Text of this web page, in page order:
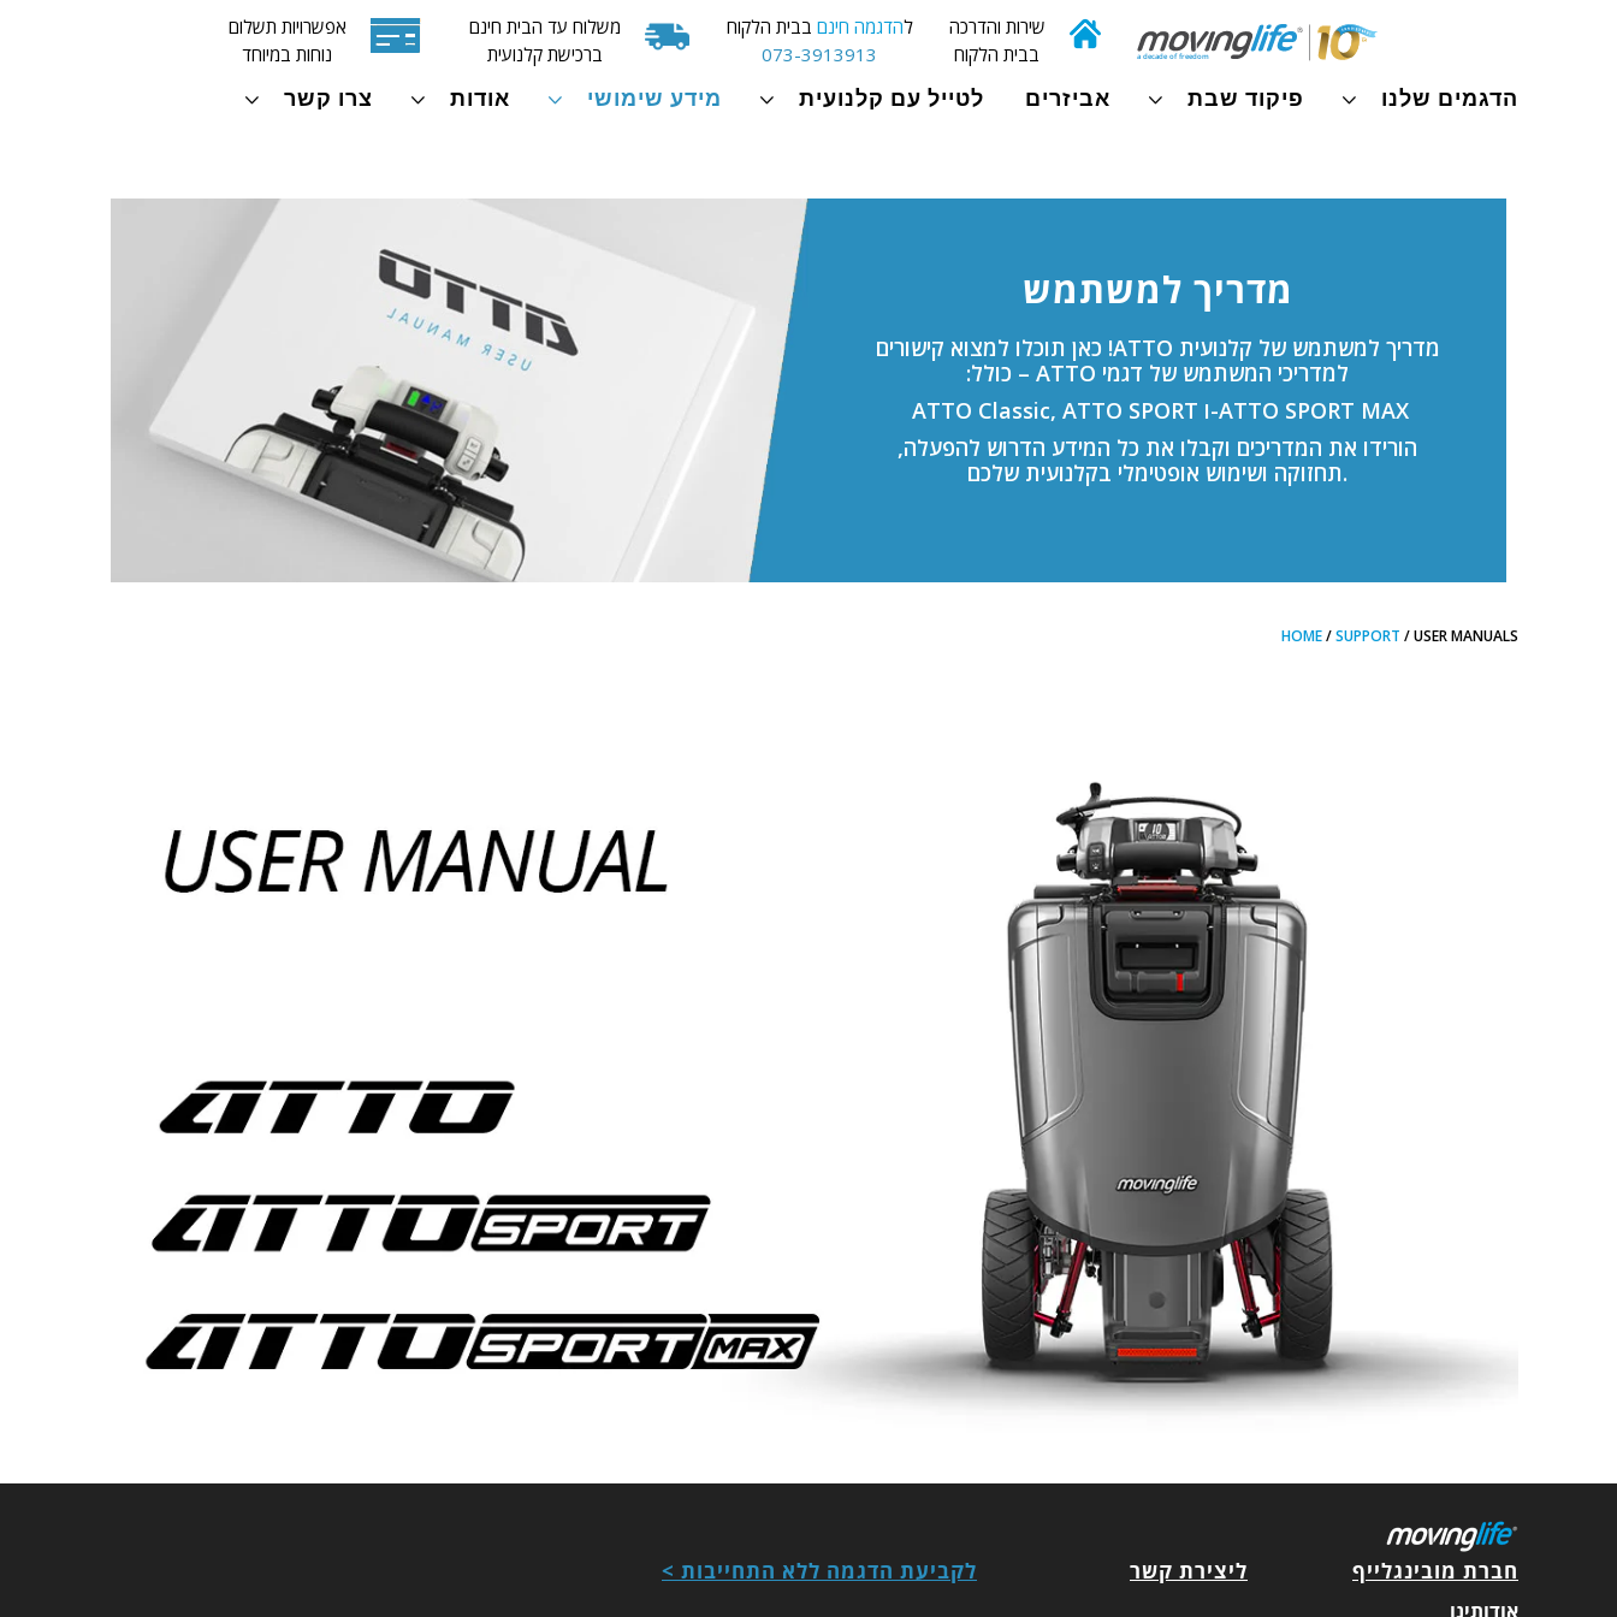
שירות והדרכה
בבית הלקוח
להדגמה חינם בבית הלקוח
073-3913913
משלוח עד הבית חינם
ברכישת קלנועית
אפשרויות תשלום
נוחות במיוחד
הדגמים שלנו פיקוד שבת אביזרים לטייל עם קלנועית מידע שימושי אודות צרו קשר
מדריך למשתמש
מדריך למשתמש של קלנועית ATTO! כאן תוכלו למצוא קישורים
למדריכי המשתמש של דגמי ATTO – כולל:
ATTO Classic, ATTO SPORT ו-ATTO SPORT MAX
הורידו את המדריכים וקבלו את כל המידע הדרוש להפעלה,
תחזוקה ושימוש אופטימלי בקלנועית שלכם.
HOME/SUPPORT / USER MANUALS
חברת מובינגלייף
אודותינו
ליצירת קשר לקביעת הדגמה ללא התחייבות >